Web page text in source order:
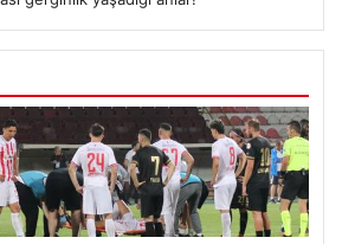
Ambulansla hastaneye kaldırıldı